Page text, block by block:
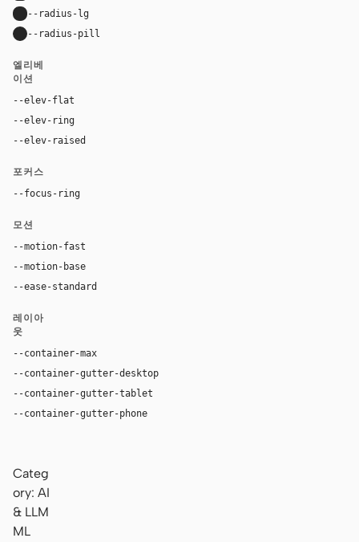
--radius-lg
--radius-pill
엘리베
이션
--elev-flat
--elev-ring
--elev-raised
포커스
--focus-ring
모션
--motion-fast
--motion-base
--ease-standard
레이아
웃
--container-max
--container-gutter-desktop
--container-gutter-tablet
--container-gutter-phone
Categ
ory: AI
& LLM
ML